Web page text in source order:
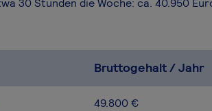
30 Stunden die Woche: ca. 40.950
Bruttogehalt / Jahr
49.800 €